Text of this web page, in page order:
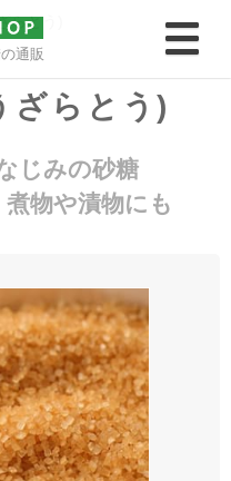
通販
らとう)
ざらとう)
じみの砂糖
物や漬物にも